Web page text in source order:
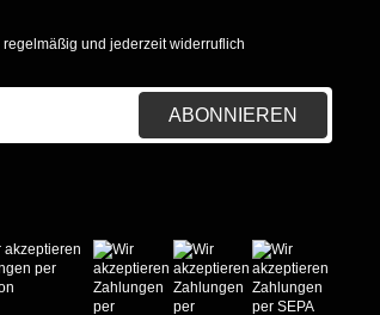
regelmäßig und jederzeit widerruflich
ABONNIEREN